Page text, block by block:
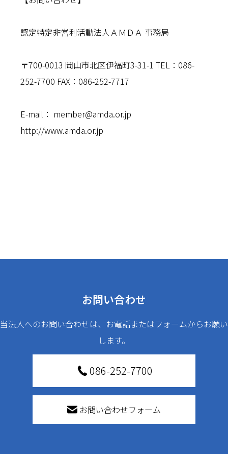
認定特定非営利活動法人ＡＭＤＡ 事務局
〒700-0013 岡山市北区伊福町3-31-1 TEL：086-
252-7700 FAX：086-252-7717
E-mail： member@amda.or.jp
http://www.amda.or.jp
お問い合わせ
当法人へのお問い合わせは、お電話またはフォームからお願い
します。
086-252-7700
お問い合わせフォーム